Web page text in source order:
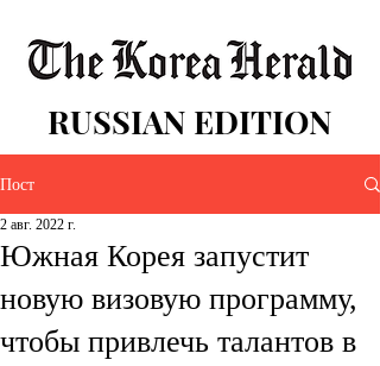
RUSSIAN EDITION
Пост
Южная Корея запустит
новую визовую программу,
чтобы привлечь талантов в
2 авг. 2022 г.